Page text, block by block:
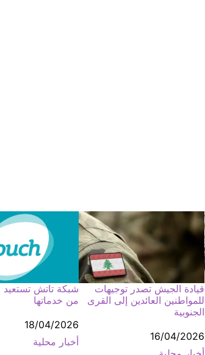
قيادة الجيش تصدر توجيهات
للمواطنين العائدين إلى القرى
الجنوبية
التاريخ
16/04/2026
شبكة تاتش تستعيد
من خدماتها
التاريخ
18/04/2026
في ما يتعلق بما
أخبار محلية